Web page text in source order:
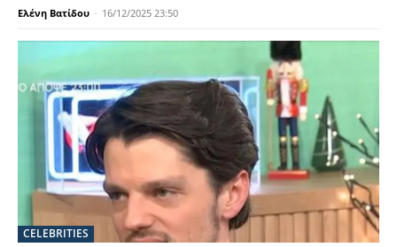
Ελένη Βατίδου - 16/12/2025 23:50
CELEBRITIES